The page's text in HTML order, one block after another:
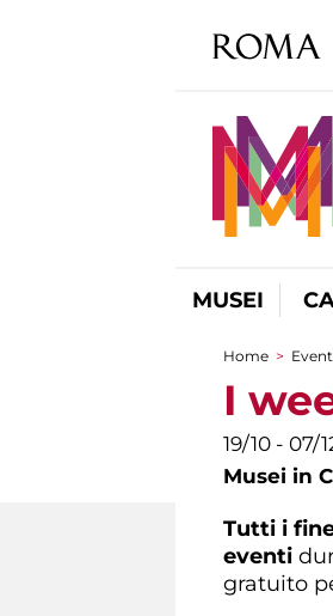
MUSEI
Tu sei
Home >
I
19/10 - 07/
Musei in
Tutti i
eventi
gratuito